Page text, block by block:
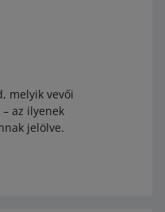
melyik vevői
az ilyenek
jelölve.